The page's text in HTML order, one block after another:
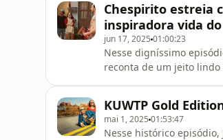
ouvir!
Chespirito estreia
inspiradora vida
jun 17, 2025 01:00:23
Nesse digníssimo
reconta de um jeito
KUWTP Gold
mai 1, 2025 01:53:47
Nesse histórico